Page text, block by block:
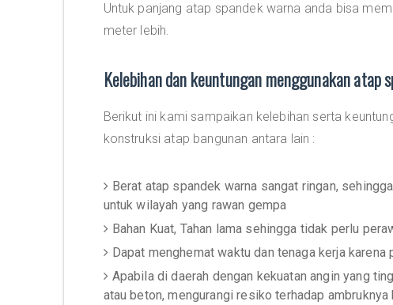
Untuk panjang atap spandek warna anda bisa
meter lebih.
Kelebihan dan keuntungan menggunakan atap
Berikut ini kami sampaikan kelebihan serta
konstruksi atap bangunan antara lain :
Berat atap spandek warna sangat ringan,
untuk wilayah yang rawan gempa
Bahan Kuat, Tahan lama sehingga tidak perlu
Dapat menghemat waktu dan tenaga kerja
Apabila di daerah dengan kekuatan angin yang
atau beton, mengurangi resiko terhadap ambruknya